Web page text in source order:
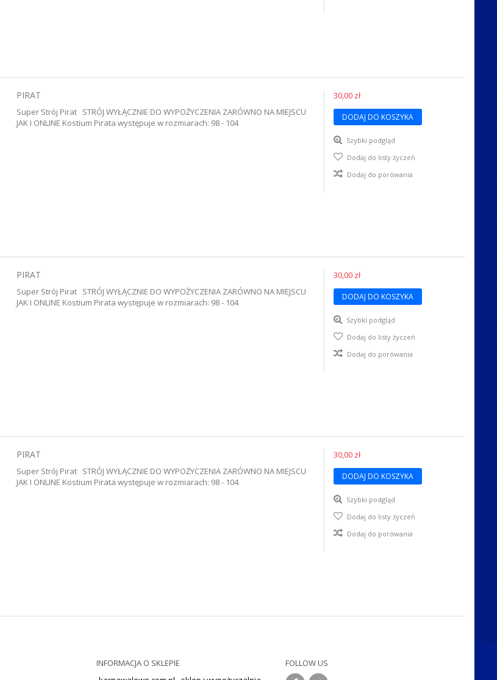
PIRAT
Super Strój Pirat STRÓJ WYŁĄCZNIE DO WYPOŻYCZENIA ZARÓWNO NA MIEJSCU
JAK I ONLINE Kostium Pirata występuje w rozmiarach: 98 - 104
30,00 zł
DODAJ DO KOSZYKA
Szybki podgląd
Dodaj do listy życzeń
Dodaj do porówania
PIRAT
Super Strój Pirat STRÓJ WYŁĄCZNIE DO WYPOŻYCZENIA ZARÓWNO NA MIEJSCU
JAK I ONLINE Kostium Pirata występuje w rozmiarach: 98 - 104
30,00 zł
DODAJ DO KOSZYKA
Szybki podgląd
Dodaj do listy życzeń
Dodaj do porówania
PIRAT
Super Strój Pirat STRÓJ WYŁĄCZNIE DO WYPOŻYCZENIA ZARÓWNO NA MIEJSCU
JAK I ONLINE Kostium Pirata występuje w rozmiarach: 98 - 104
30,00 zł
DODAJ DO KOSZYKA
Szybki podgląd
Dodaj do listy życzeń
Dodaj do porówania
INFORMACJA O SKLEPIE
FOLLOW US